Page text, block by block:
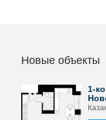
Новые объекты
1-